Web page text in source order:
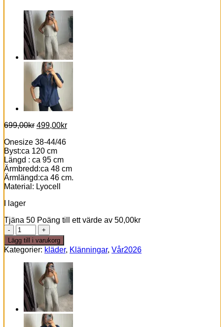
699,00kr Det
priset
var:
699,00kr.
499,00krDet
Onesize 38-44/46
Byst:ca 120 cm
Längd : ca 95 cm
Ärmbredd:ca 48 cm
Ärmlängd:ca 46 cm.
Material: Lyocell
I lager
Tjäna 50 Poäng till ett värde av 50,00kr
Jeansklänning
Zara
inkl
bälte
oversized
mängd
Lägg till i varukorg
Kategorier: kläder, Klänningar, Vår2026